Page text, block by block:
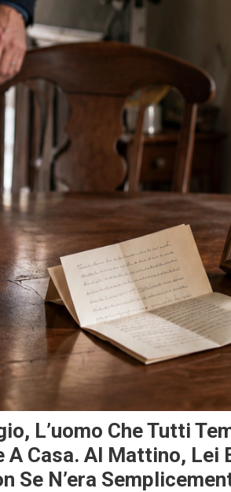
L’uomo Che Tutti
Casa. Al Mattino, Lei
Se N’era